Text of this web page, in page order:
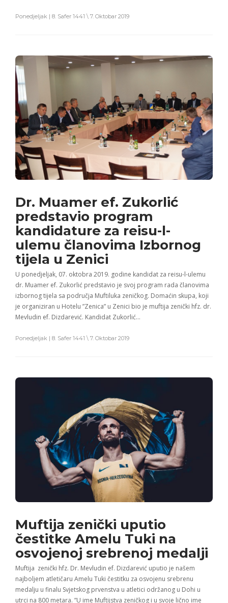
Ponedjeljak | 8. Safer 1441 \ 7. Oktobar 2019
Dr. Muamer ef. Zukorlić
predstavio program
kandidature za reisu-l-
ulemu članovima Izbornog
tijela u Zenici
U ponedjeljak, 07. oktobra 2019. godine kandidat za reisu-l-ulemu
dr. Muamer ef. Zukorlić predstavio je svoj program rada članovima
izbornog tijela sa područja Muftiluka zeničkog. Domaćin skupa, koji
je organiziran u Hotelu ”Zenica” u Zenici bio je muftija zenički hfz. dr.
Mevludin ef. Dizdarević. Kandidat Zukorlić…
Ponedjeljak | 8. Safer 1441 \ 7. Oktobar 2019
Muftija zenički uputio
čestitke Amelu Tuki na
osvojenoj srebrenoj medalji
Muftija zenički hfz. Dr. Mevludin ef. Dizdarević uputio je našem
najboljem atletičaru Amelu Tuki čestitku za osvojenu srebrenu
medalju u finalu Svjetskog prvenstva u atletici održanog u Dohi u
utrci na 800 metara. ”U ime Muftijstva zeničkog i u svoje lično ime